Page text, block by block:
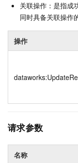
关联操作：是指成
同时具备关联操作
操作
请求参数
名称